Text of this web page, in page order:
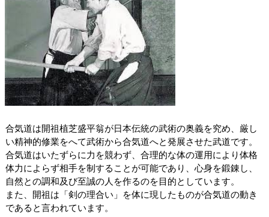
合気道は開祖植芝盛平翁が日本伝統の武術の奥義を究め、厳し
い精神的修業をへて武術から合気道へと発展させた武道です。
合気道はいたずらに力を競わず、合理的な体の運用により体格
体力に よらず相手を制することが可能であり、心身を鍛錬し、
自然との調和及び至誠の人を作るのを目的としています。
また、開祖は「剣の理合い」を体に現したものが合気道の動き
であると言われています。